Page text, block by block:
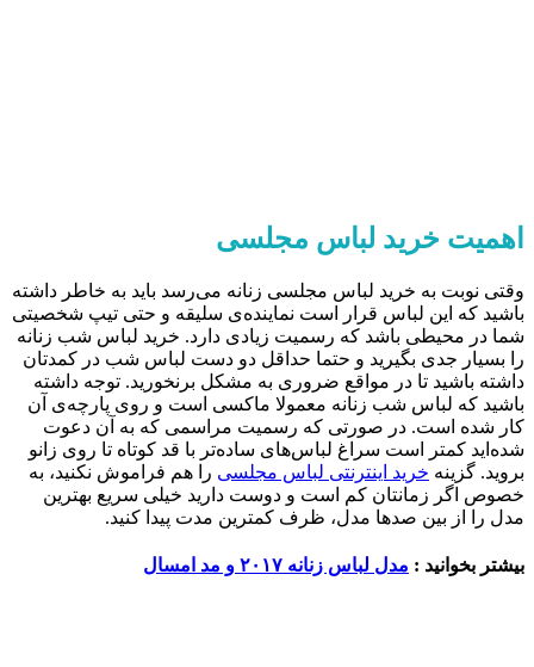
اهمیت خرید لباس مجلسی
وقتی نوبت به خرید لباس مجلسی زنانه می‌رسد باید به خاطر داشته
باشید که این لباس قرار است نماینده‌ی سلیقه و حتی تیپ شخصیتی
شما در محیطی باشد که رسمیت زیادی دارد. خرید لباس شب زنانه
را بسیار جدی بگیرید و حتما حداقل دو دست لباس شب در کمدتان
داشته باشید تا در مواقع ضروری به مشکل برنخورید. توجه داشته
باشید که لباس شب زنانه معمولا ماکسی است و روی پارچه‌ی آن
کار شده است. در صورتی که رسمیت مراسمی که به آن دعوت
شده‌اید کمتر است سراغ لباس‌های ساده‌تر با قد کوتاه تا روی زانو
بروید. گزینه خرید اینترنتی لباس مجلسی را هم فراموش نکنید، به
خصوص اگر زمانتان کم است و دوست دارید خیلی سریع بهترین
مدل را از بین صدها مدل، ظرف کمترین مدت پیدا کنید.
بیشتر بخوانید : مدل لباس زنانه ۲۰۱۷ و مد امسال